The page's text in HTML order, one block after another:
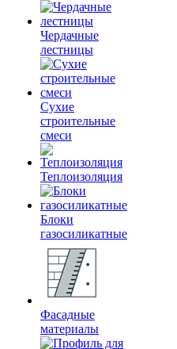
Чердачные
лестницы
Сухие
строительные
смеси
Теплоизоляция
Блоки
газосиликатные
Фасадные
материалы